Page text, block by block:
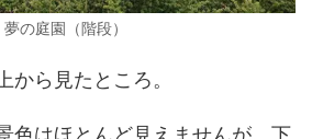
夢の庭園（階段）
から見たところ。
色はほとんど見えませんが、下